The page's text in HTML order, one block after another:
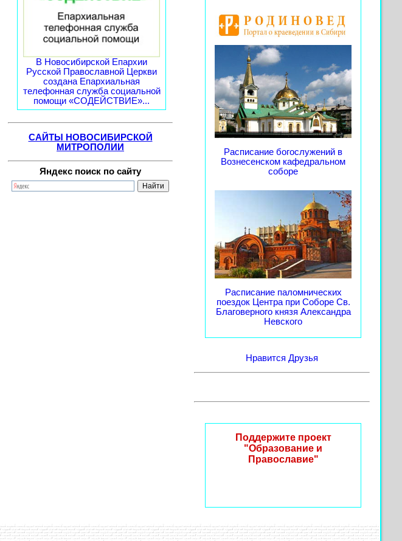
В Новосибирской Епархии
Русской Православной Церкви
создана Епархиальная
телефонная служба социальной
помощи «СОДЕЙСТВИЕ»...
САЙТЫ НОВОСИБИРСКОЙ
МИТРОПОЛИИ
Яндекс поиск по сайту
Расписание богослужений в
Вознесенском кафедральном
соборе
Расписание паломнических
поездок Центра при Соборе Св.
Благоверного князя Александра
Невского
Нравится Друзья
Поддержите проект
"Образование и
Православие"